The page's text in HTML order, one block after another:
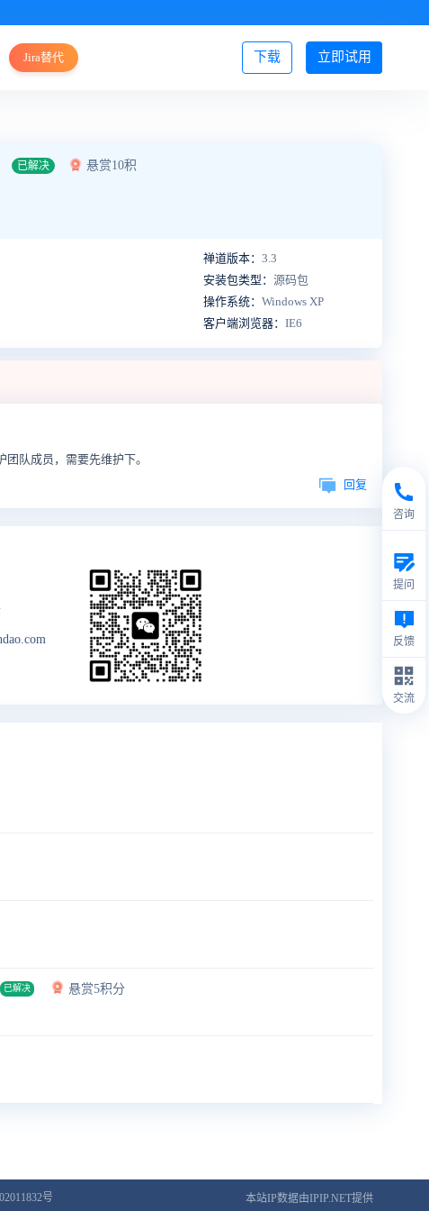
立即试用
下载
Jira替代 登录/注册
已解决
悬赏10积
禅道版本： 3.3
安装包类型： 源码包
操作系统： Windows XP
客户端浏览器： IE6
队成员，需要先维护下。
回复
已解决
悬赏5积分
号 本站IP数据由IPIP.NET提供
咨询
提问
反馈
交流